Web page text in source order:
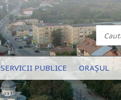
SERVICII PUBLICE ORAȘUL